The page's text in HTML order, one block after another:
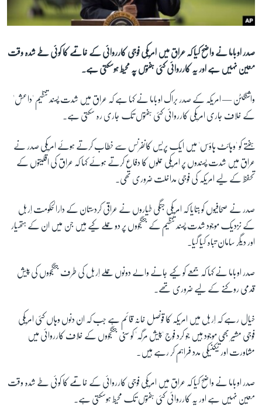
سائنس و ٹیکنالوجی
صحت
دلچسپ و عجیب
ویڈیوز
آڈیو
اسپیشل کوریج
اداریہ
Learning English
FOLLOW US
صدر اوباما نے واضح کیا کہ عراق میں امریکی فوجی کارروائی کے خاتمے کا کوئی طے شدہ وقت
معین نہیں ہے اور یہ کارروائی کئی ہفتوں پہ محیط ہوسکتی ہے۔
واشنگٹن — امریکہ کے صدر براک اوباما نے کہا ہے کہ عراق میں شدت پسند تنظیم 'داعش'
کے خلاف جاری امریکی کارروائی کئی ہفتوں تک جاری رہ سکتی ہے۔
ہفتے کو 'وہائٹ ہاؤس' میں ایک پریس کانفرنس سے خطاب کرتے ہوئے امریکی صدر نے
عراق میں شدت پسندوں پر امریکی حملوں کا دفاع کرتے ہوئے کہا کہ عراق کی اقلیتوں کے
تحفظ کے لیے امریکہ کی فوجی مداخلت ضروری تھی۔
صدر نے صحافیوں کو بتایا کہ امریکی جنگی طیاروں نے عراقی کردستان کے دارالحکومت اِربل
کے نزدیک موجود شدت پسند تنظیم کے جنگجووں پر دو حملے کیے ہیں جن میں ان کے ہتھیار
اور دیگر سامان تباہ کیا گیا۔
صدر اوباما نے کہا کہ جمعے کو کیے جانے والے دونوں حملے اِربل کی طرف جنگجووں کی پیش
قدمی روکنے کے لیے ضروری تھے۔
خیال رہے کہ اِربل میں امریکہ کا قونصل خانہ قائم ہے جب کہ ان دنوں وہاں کئی امریکی
فوجی مشیر بھی موجود ہیں جو کرد فوج 'پیش مرگہ' کو سنی جنگجووں کے خلاف کارروائی میں
مشاورت اور تیکنیکی مدد فراہم کر رہے ہیں۔
صدر اوباما نے واضح کیا کہ عراق میں امریکی فوجی کارروائی کے خاتمے کا کوئی طے شدہ وقت
معین نہیں ہے اور یہ کارروائی کئی ہفتوں تک محیط ہوسکتی ہے۔